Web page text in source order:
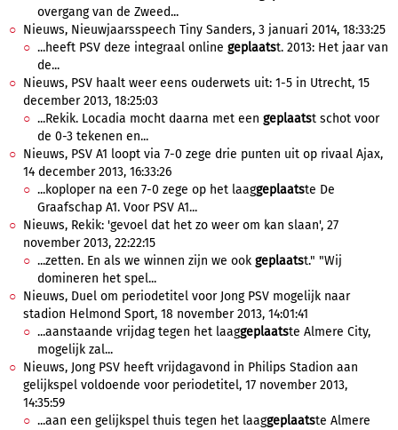
overgang van de Zweed...
Nieuws, Nieuwjaarsspeech Tiny Sanders, 3 januari 2014, 18:33:25
...heeft PSV deze integraal online geplaatst. 2013: Het jaar van
de...
Nieuws, PSV haalt weer eens ouderwets uit: 1-5 in Utrecht, 15
december 2013, 18:25:03
...Rekik. Locadia mocht daarna met een geplaatst schot voor
de 0-3 tekenen en...
Nieuws, PSV A1 loopt via 7-0 zege drie punten uit op rivaal Ajax,
14 december 2013, 16:33:26
...koploper na een 7-0 zege op het laaggeplaatste De
Graafschap A1. Voor PSV A1...
Nieuws, Rekik: 'gevoel dat het zo weer om kan slaan', 27
november 2013, 22:22:15
...zetten. En als we winnen zijn we ook geplaatst." "Wij
domineren het spel...
Nieuws, Duel om periodetitel voor Jong PSV mogelijk naar
stadion Helmond Sport, 18 november 2013, 14:01:41
...aanstaande vrijdag tegen het laaggeplaatste Almere City,
mogelijk zal...
Nieuws, Jong PSV heeft vrijdagavond in Philips Stadion aan
gelijkspel voldoende voor periodetitel, 17 november 2013,
14:35:59
...aan een gelijkspel thuis tegen het laaggeplaatste Almere